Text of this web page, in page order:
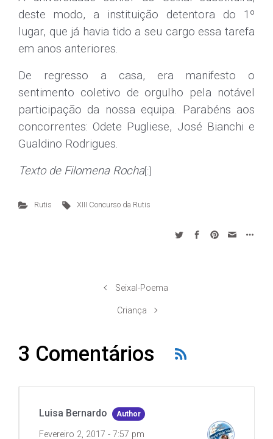
deste modo, a instituição detentora do 1º
lugar, que já havia tido a seu cargo essa tarefa
em anos anteriores.
De regresso a casa, era manifesto o
sentimento coletivo de orgulho pela notável
participação da nossa equipa. Parabéns aos
concorrentes: Odete Pugliese, José Bianchi e
Gualdino Rodrigues.
Texto de Filomena Rocha[:]
Rutis XIII Concurso da Rutis
Seixal-Poema
Criança
3 Comentários
Luisa Bernardo Author
Fevereiro 2, 2017 - 7:57 pm